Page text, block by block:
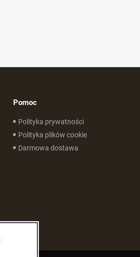
Pomoc
Polityka prywatności
Polityka plików cookie
Darmowa dostawa